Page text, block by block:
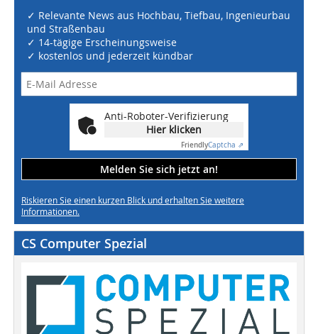
✓ Relevante News aus Hochbau, Tiefbau, Ingenieurbau
und Straßenbau
✓ 14-tägige Erscheinungsweise
✓ kostenlos und jederzeit kündbar
Anti-Roboter-Verifizierung
Hier klicken
FriendlyCaptcha ⇗
Melden Sie sich jetzt an!
Riskieren Sie einen kurzen Blick und erhalten Sie weitere
Informationen.
CS Computer Spezial